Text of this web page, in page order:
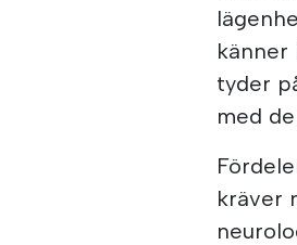
tyder
med
kräver